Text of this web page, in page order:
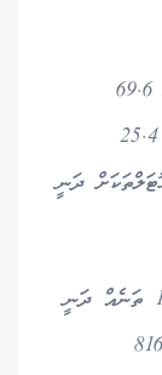
އެއާއެކު ރާއްޖެ އަންނަަ ފަތުރުވެރިންގެ ތެރެއިން 69.6
ޕަސެންޓު މީހުން ދަނީ ރިސޯޓް ތަކަށެވެ. އަދި 25.4
ދަނީ
ފަތުރުވެރިކަމަށް މިހާރު ރާއްޖޭގައި ޖުމްލަ 1,156 ތަނެއް ދަނީ
ހިންގަމުންނެވެ. އޭގެ ތެރޭގައި 173 ރިސޯޓާއި 816